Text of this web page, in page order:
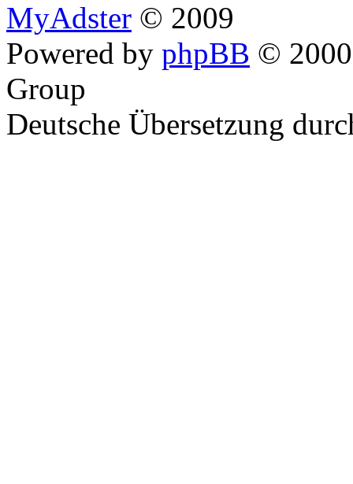
MyAdster © 2009
Powered by phpBB ©
Group
Deutsche Übersetzung